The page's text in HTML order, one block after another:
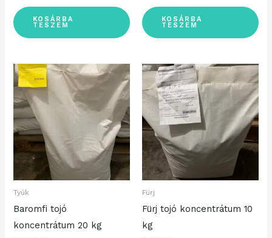
KOSÁRBA
TESZEM
KOSÁRBA
TESZEM
Tyúk
Baromfi tojó
koncentrátum 20 kg
Fürj
Fürj tojó koncentrátum 10
kg